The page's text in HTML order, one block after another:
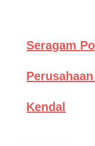
Seragam
Kendal